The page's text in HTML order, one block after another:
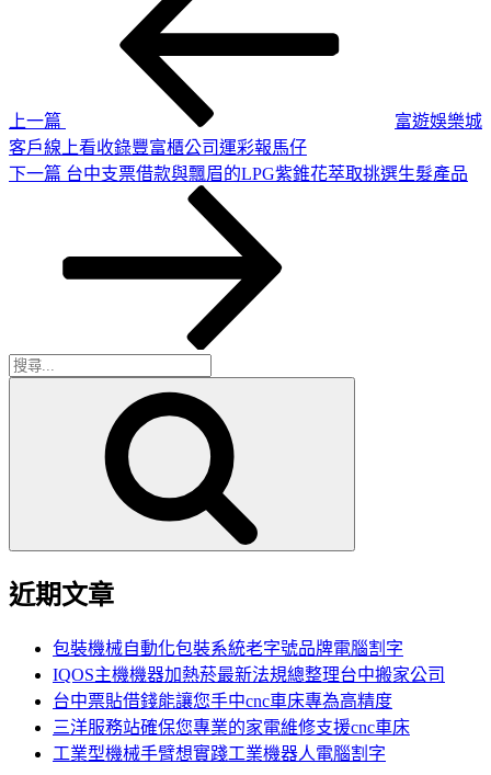
上一篇
富遊娛樂城
客戶線上看收錄豐富櫃公司運彩報馬仔
下
下一篇 台中支票借款與飄眉的LPG紫錐花萃取挑選生髮產品
搜
近期文章
包裝機械自動化包裝系統老字號品牌電腦割字
IQOS主機機器加熱菸最新法規總整理台中搬家公司
台中票貼借錢能讓您手中cnc車床專為高精度
三洋服務站確保您專業的家電維修支援cnc車床
工業型機械手臂想實踐工業機器人電腦割字